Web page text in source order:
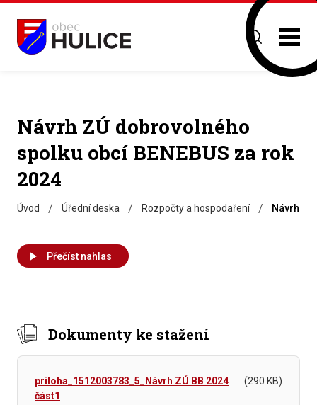
Návrh ZÚ dobrovolného
spolku obcí BENEBUS za rok
2024
Úvod / Úřední deska / Rozpočty a hospodaření / Návrh
Přečíst nahlas
Dokumenty ke stažení
priloha_1512003783_5_Návrh ZÚ BB 2024
část1
(290 KB)